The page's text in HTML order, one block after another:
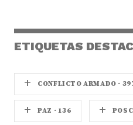
ETIQUETAS
+ CONFLICTO ARMADO ·
+ PAZ · 136 +